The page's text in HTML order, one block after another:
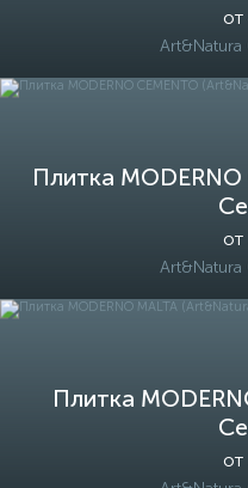
от
Плитка
от
Плитка
от